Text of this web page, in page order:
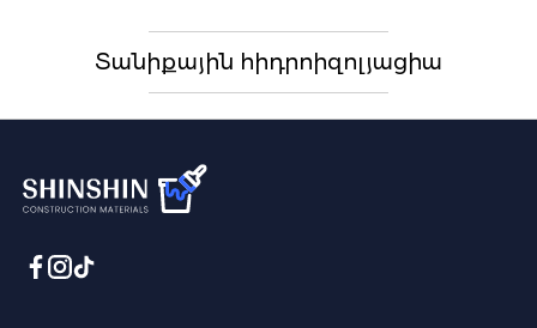
Տանիքային հիդրոիզոլյացիա